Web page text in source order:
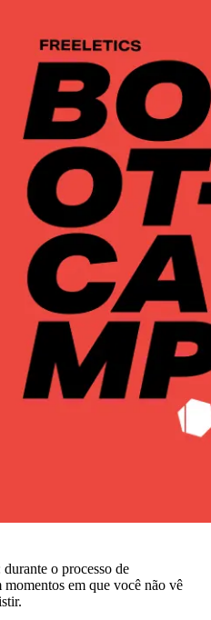
o processo de
em que você não vê